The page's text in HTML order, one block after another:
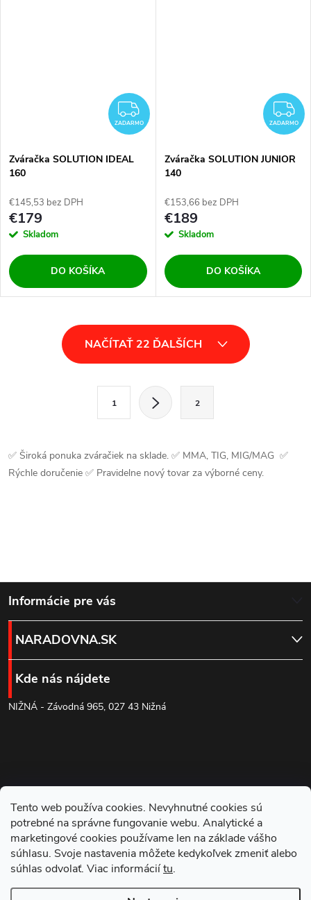
Tento web používa cookies. Nevyhnutné cookies sú
potrebné na správne fungovanie webu. Analytické a
marketingové cookies používame len na základe vášho
súhlasu. Svoje nastavenia môžete kedykoľvek zmeniť alebo
súhlas odvolať. Viac informáciítu.
ZADARMO
ZADARMO
Zváračka SOLUTION IDEAL
160
€145,53 bez DPH
€179
Skladom
DO KOŠÍKA
ZADARMO
Zváračka SOLUTION JUNIOR
140
€153,66 bez DPH
€189
Skladom
DO KOŠÍKA
d
a
p
r
v
k
y
p
i
s
u
NAČÍTAŤ 22 ĎALŠÍCH
á
n
i
e
1 2
✅ Široká ponuka zváračiek na sklade. ✅ MMA, TIG, MIG/MAG ✅
Rýchle doručenie ✅ Pravidelne nový tovar za výborné ceny.
Z
á
p
ä
e
Informácie pre vás
NARADOVNA.SK
Kde nás nájdete
NIŽNÁ - Závodná 965, 027 43 Nižná
Blog